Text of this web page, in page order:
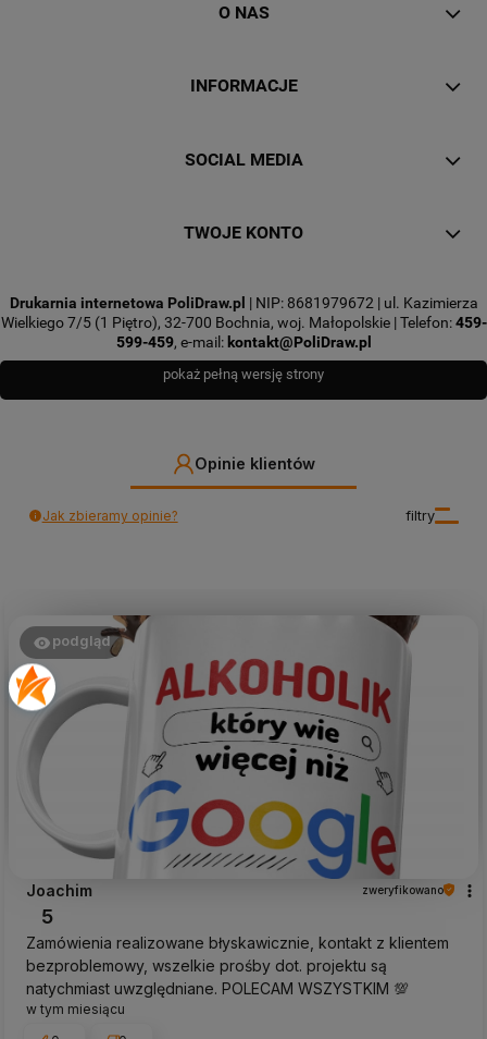
O NAS
INFORMACJE
SOCIAL MEDIA
TWOJE KONTO
Drukarnia internetowa PoliDraw.pl | NIP: 8681979672 | ul. Kazimierza
Wielkiego 7/5 (1 Piętro), 32-700 Bochnia, woj. Małopolskie | Telefon: 459-
599-459, e-mail: kontakt@PoliDraw.pl
pokaż pełną wersję strony
Opinie klientów
filtry
Jak zbieramy opinie?
podgląd
Joachim zweryfikowano
5
Zamówienia realizowane błyskawicznie, kontakt z klientem
bezproblemowy, wszelkie prośby dot. projektu są
natychmiast uwzględniane. POLECAM WSZYSTKIM 💯
w tym miesiącu